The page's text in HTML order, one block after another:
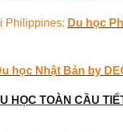
Philippines: Du học
học Nhật Bản by
HỌC TOÀN CẦU